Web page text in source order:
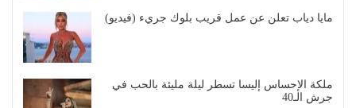
مايا دياب تعلن عن عمل قريب بلوك جريء (فيديو)
ملكة الإحساس إليسا تسطر ليلة مليئة بالحب في
جرش الـ40